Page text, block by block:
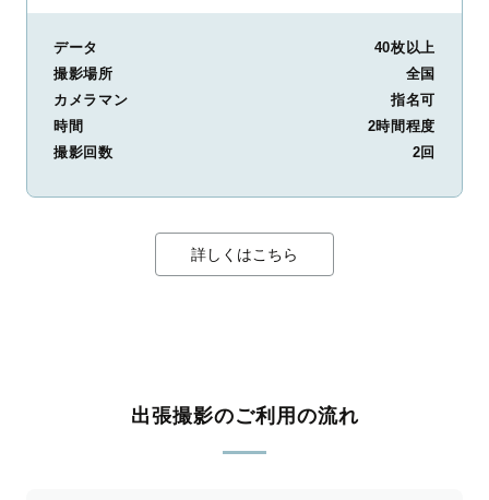
データ
40枚以上
撮影場所
全国
カメラマン
指名可
時間
2時間程度
撮影回数
2回
詳しくはこちら
出張撮影のご利用の流れ